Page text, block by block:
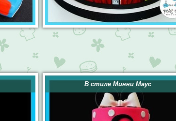
В стиле Минни Маус